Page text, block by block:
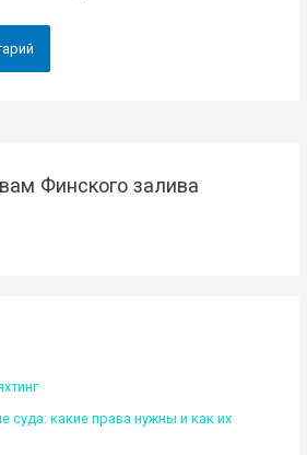
Финского залива
суда: какие права нужны и как их